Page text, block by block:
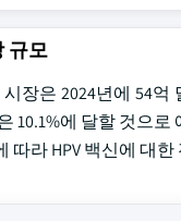
규모
장은 2024년에 54
10.1%에 달할 것으
따라 HPV 백신에 대